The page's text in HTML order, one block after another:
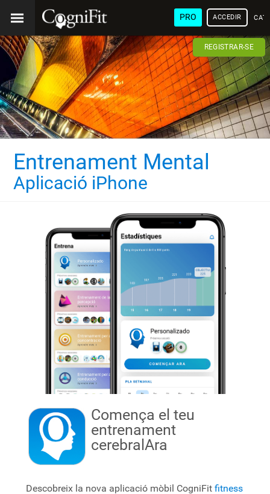
PRO ACCEDIR
REGISTRAR-SE
Entrenament Mental
Aplicació iPhone
Comença el teu
entrenament
cerebral Ara
Descobreix la nova aplicació mòbil CogniFit fitness